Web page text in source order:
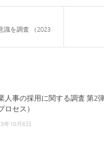
識を調査 （2023
人事の採用に関する調査 第2
ロセス）
年10月6日